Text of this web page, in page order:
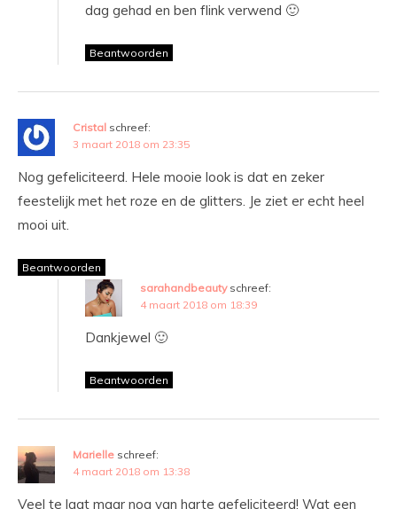
dag gehad en ben flink verwend 🙂
Beantwoorden
Cristal schreef:
3 maart 2018 om 23:35
Nog gefeliciteerd. Hele mooie look is dat en zeker
feestelijk met het roze en de glitters. Je ziet er echt heel
mooi uit.
Beantwoorden
sarahandbeauty schreef:
4 maart 2018 om 18:39
Dankjewel 🙂
Beantwoorden
Marielle schreef:
4 maart 2018 om 13:38
Veel te laat maar nog van harte gefeliciteerd! Wat een